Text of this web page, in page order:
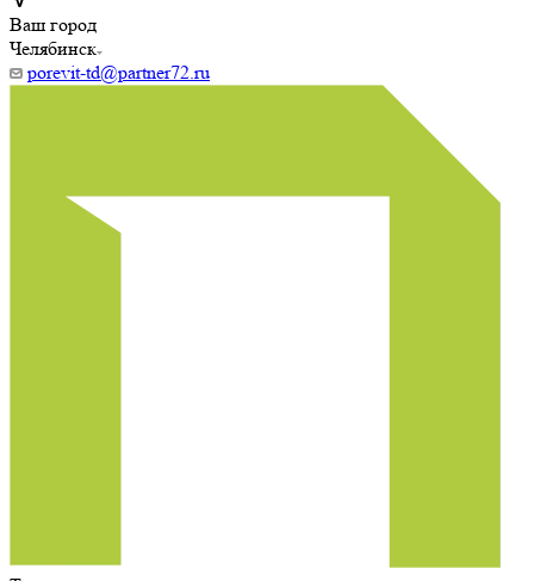
Ваш город
Челябинск
porevit-td@partner72.ru